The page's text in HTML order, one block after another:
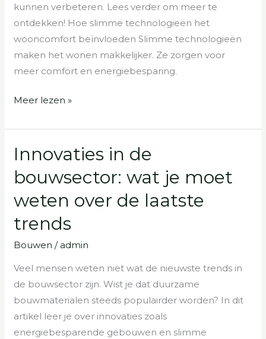
kunnen verbeteren. Lees verder om meer te
ontdekken! Hoe slimme technologieën het
wooncomfort beïnvloeden Slimme technologieën
maken het wonen makkelijker. Ze zorgen voor
meer comfort en energiebesparing.
Meer lezen »
Innovaties in de
bouwsector: wat je moet
weten over de laatste
trends
Bouwen / admin
Veel mensen weten niet wat de nieuwste trends in
de bouwsector zijn. Wist je dat duurzame
bouwmaterialen steeds populairder worden? In dit
artikel leer je over innovaties zoals
energiebesparende gebouwen en slimme
Innovaties
de
bouwsector:
je
moet
weten
over
de
laatste
trends